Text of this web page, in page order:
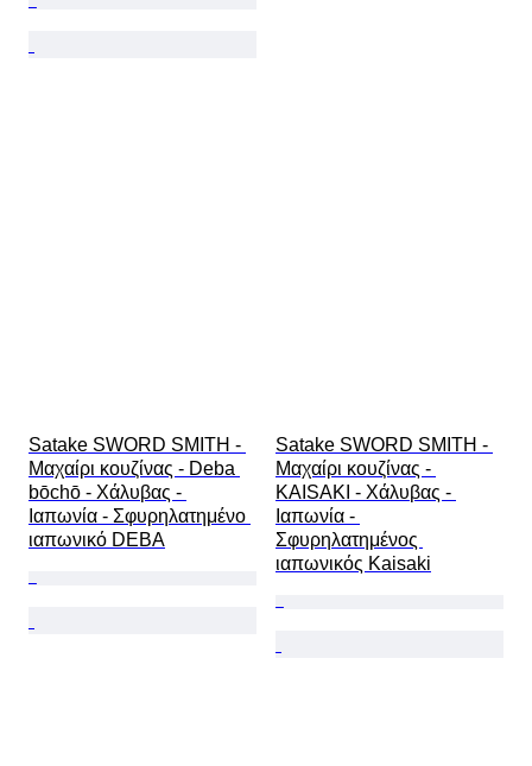
Satake SWORD SMITH -
Μαχαίρι κουζίνας - Deba
bōchō - Χάλυβας -
Ιαπωνία - Σφυρηλατημένο
ιαπωνικό DEBA
Satake SWORD SMITH -
Μαχαίρι κουζίνας -
KAISAKI - Χάλυβας -
Ιαπωνία -
Σφυρηλατημένος
ιαπωνικός Kaisaki